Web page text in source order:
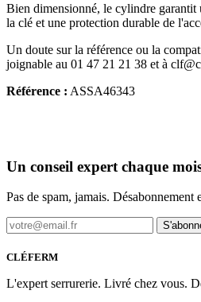
Bien dimensionné, le cylindre
la clé et une protection durable de
Un doute sur la référence ou la
joignable au 01 47 21 21 38 et à
Référence : ASSA46343
Un conseil expert chaque
Pas de spam, jamais. Désabonnement
CLÉFERM
L'expert serrurerie. Livré chez vous.